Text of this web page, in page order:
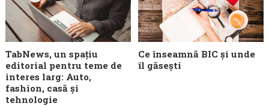
TabNews, un spațiu
editorial pentru teme de
interes larg: Auto,
fashion, casă și
tehnologie
Ce înseamnă BIC și unde
îl găsești